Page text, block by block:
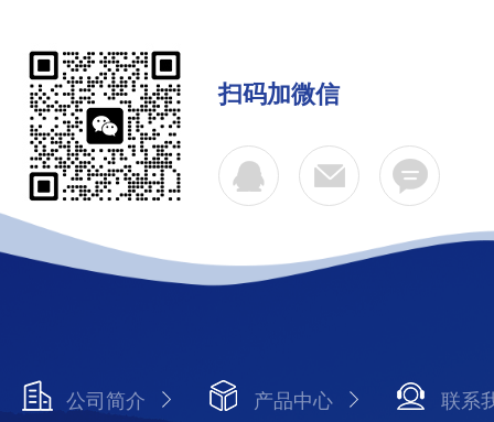
扫码加微信
公司简介 产品中心 联系